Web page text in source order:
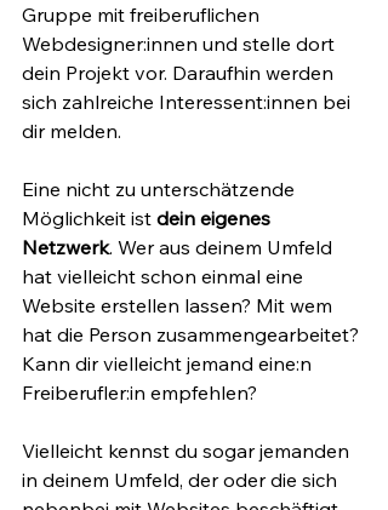
Gruppe mit freiberuflichen
Webdesigner:innen und stelle dort
dein Projekt vor. Daraufhin werden
sich zahlreiche Interessent:innen bei
dir melden.
Eine nicht zu unterschätzende
Möglichkeit ist dein eigenes
Netzwerk. Wer aus deinem Umfeld
hat vielleicht schon einmal eine
Website erstellen lassen? Mit wem
hat die Person zusammengearbeitet?
Kann dir vielleicht jemand eine:n
Freiberufler:in empfehlen?
Vielleicht kennst du sogar jemanden
in deinem Umfeld, der oder die sich